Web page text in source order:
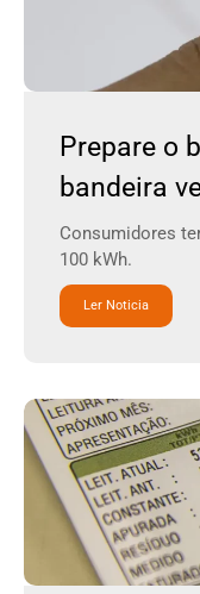
Prepare o
bandeira
Consumidores
100 kWh.
Ler Noticia